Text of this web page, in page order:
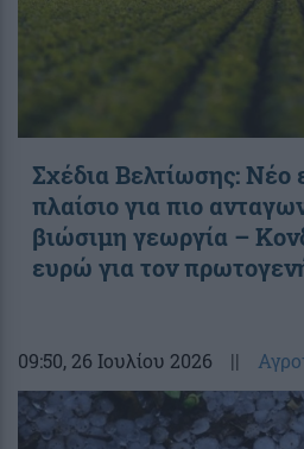
Σχέδια Βελτίωσης: Νέο
πλαίσιο για πιο
βιώσιμη γεωργία –
ευρώ για τον
09:50, 26 Ιουλίου 2026 ||